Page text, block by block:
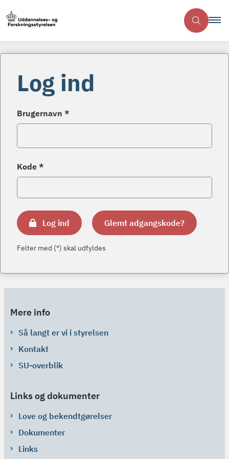
Log ind
Brugernavn *
Kode *
Log ind Glemt adgangskode?
Felter med (*) skal udfyldes
Mere info
Så langt er vi i styrelsen
Kontakt
SU-overblik
Links og dokumenter
Love og bekendtgørelser
Dokumenter
Links